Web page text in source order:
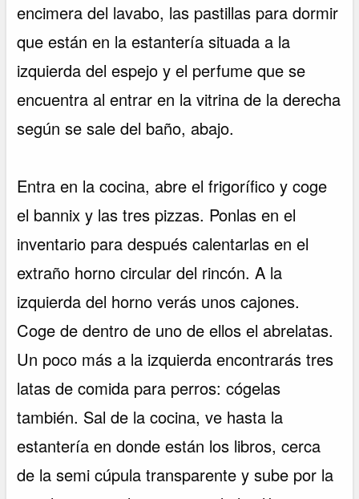
encimera del lavabo, las pastillas para dormir
que están en la estantería situada a la
izquierda del espejo y el perfume que se
encuentra al entrar en la vitrina de la derecha
según se sale del baño, abajo.
Entra en la cocina, abre el frigorífico y coge
el bannix y las tres pizzas. Ponlas en el
inventario para después calentarlas en el
extraño horno circular del rincón. A la
izquierda del horno verás unos cajones.
Coge de dentro de uno de ellos el abrelatas.
Un poco más a la izquierda encontrarás tres
latas de comida para perros: cógelas
también. Sal de la cocina, ve hasta la
estantería en donde están los libros, cerca
de la semi cúpula transparente y sube por la